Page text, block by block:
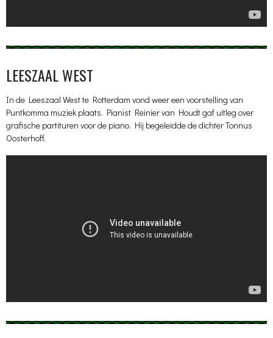
LEESZAAL WEST
In de Leeszaal West te Rotterdam vond weer een voorstelling van
Puntkomma muziek plaats. Pianist Reinier van Houdt gaf uitleg over
grafische partituren voor de piano. Hij begeleidde de dichter Tonnus
Oosterhoff.